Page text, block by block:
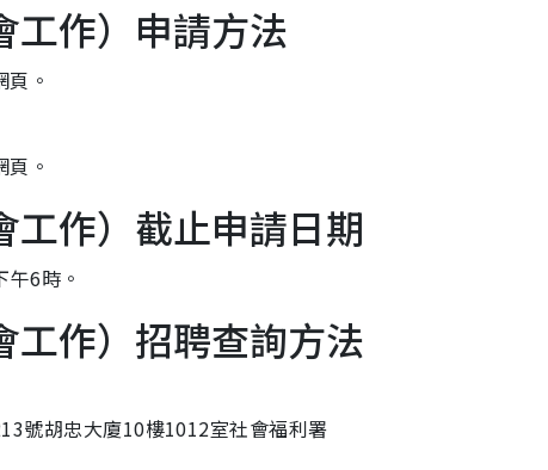
工作）申請方法
。
。
工作）截止申請日期
6時。
工作）招聘查詢方法
號胡忠大廈10樓1012室社會福利署